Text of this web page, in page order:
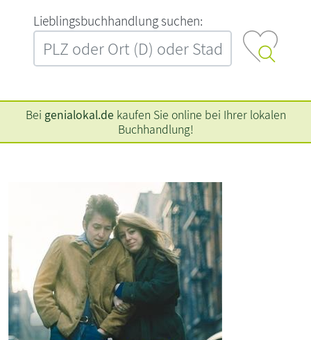
L‍i‍e‍b‍l‍i‍n‍g‍s‍b‍u‍c‍h‍h‍a‍n‍d‍l‍u‍n‍g‍ ‍s‍u‍c‍h‍e‍n‍:‍
Bei genialokal.de kaufen Sie online bei Ihrer lokalen
Buchhandlung!